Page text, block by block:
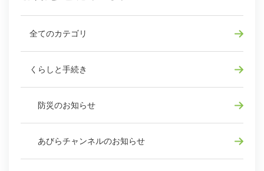
全てのカテゴリ
くらしと手続き
防災のお知らせ
あびらチャンネルのお知らせ